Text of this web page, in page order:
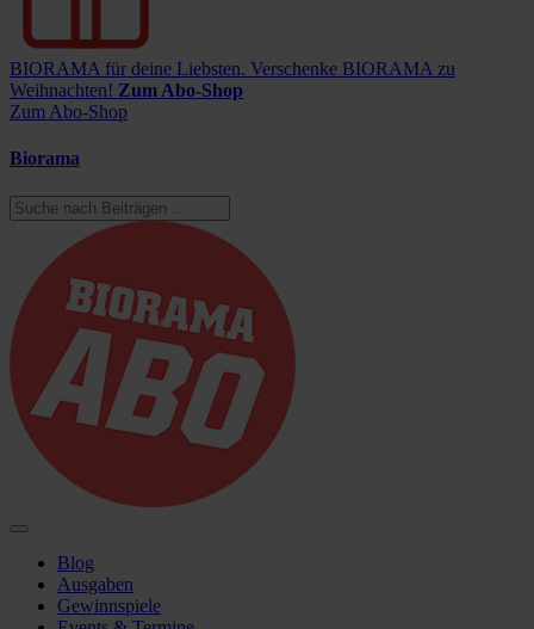
BIORAMA für deine Liebsten. Verschenke BIORAMA zu
Weihnachten! Zum Abo-Shop
Zum Abo-Shop
Biorama
Blog
Ausgaben
Gewinnspiele